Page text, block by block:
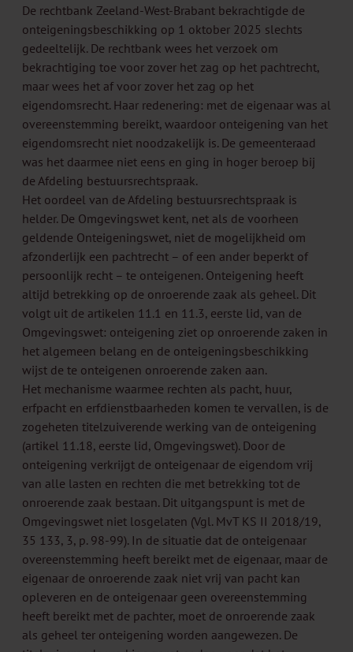
De rechtbank Zeeland-West-Brabant bekrachtigde de
onteigeningsbeschikking op 1 oktober 2025 slechts
gedeeltelijk. De rechtbank wees het verzoek om
bekrachtiging toe voor zover het zag op het pachtrecht,
maar wees het af voor zover het zag op het
eigendomsrecht. Haar redenering: met de eigenaar was al
overeenstemming bereikt, waardoor onteigening van het
eigendomsrecht niet noodzakelijk is. De gemeenteraad
was het daarmee niet eens en ging in hoger beroep bij
de Afdeling bestuursrechtspraak.
Het oordeel van de Afdeling bestuursrechtspraak is
helder. De Omgevingswet kent, net als de voorheen
geldende Onteigeningswet, niet de mogelijkheid om
afzonderlijk een pachtrecht – of een ander beperkt of
persoonlijk recht – te onteigenen. Onteigening heeft
altijd betrekking op de onroerende zaak als geheel. Dit
volgt uit de artikelen 11.1 en 11.3, eerste lid, van de
Omgevingswet: onteigening ziet op onroerende zaken in
het algemeen belang en de onteigeningsbeschikking
wijst de te onteigenen onroerende zaken aan.
Het mechanisme waarmee rechten als pacht, huur,
erfpacht en erfdienstbaarheden komen te vervallen, is de
zogeheten titelzuiverende werking van de onteigening
(artikel 11.18, eerste lid, Omgevingswet). Door de
onteigening verkrijgt de onteigenaar de eigendom vrij
van alle lasten en rechten die met betrekking tot de
onroerende zaak bestaan. Dit uitgangspunt is met de
Omgevingswet niet losgelaten (Vgl. MvT KS II 2018/19,
35 133, 3, p. 98-99). In de situatie dat de onteigenaar
overeenstemming heeft bereikt met de eigenaar, maar de
eigenaar de onroerende zaak niet vrij van pacht kan
opleveren en de onteigenaar geen overeenstemming
heeft bereikt met de pachter, moet de onroerende zaak
als geheel ter onteigening worden aangewezen. De